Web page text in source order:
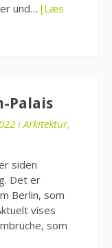
und… [Læs
Palais
iArkitektur,
siden
Det er
Berlin, som
vises
som